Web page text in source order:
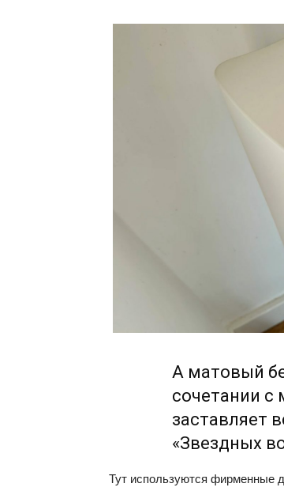
А матовый
сочетании с
заставляет
«Звездных
Тут используются фирменные